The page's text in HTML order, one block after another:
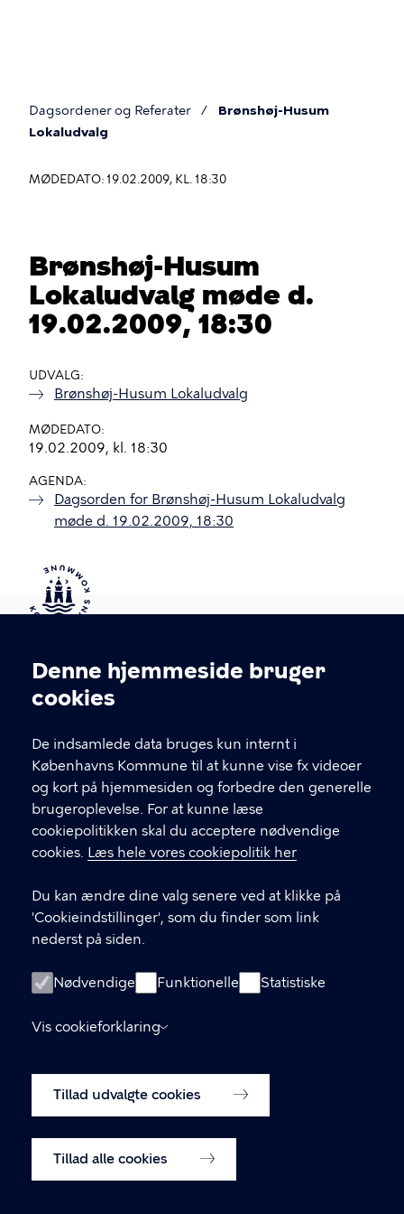
Cookieindstillinger
Denne hjemmeside bruger
cookies
De indsamlede data bruges kun internt i
Københavns Kommune til at kunne vise fx videoer
og kort på hjemmesiden og forbedre den generelle
brugeroplevelse. For at kunne læse
cookiepolitikken skal du acceptere nødvendige
cookies. Læs hele vores cookiepolitik her
Du kan ændre dine valg senere ved at klikke på
'Cookieindstillinger', som du finder som link
nederst på siden.
Nødvendige Funktionelle Statistiske
Vis cookieforklaring
Tillad udvalgte cookies
Tillad alle cookies
Du
her
Dagsordener og Referater
Brønshøj-Husum
Lokaludvalg
MØDEDATO: 19.02.2009, KL. 18:30
Brønshøj-Husum
Lokaludvalg møde d.
19.02.2009, 18:30
UDVALG
Brønshøj-Husum Lokaludvalg
MØDEDATO
19.02.2009, kl. 18:30
AGENDA
Dagsorden for Brønshøj-Husum Lokaludvalg
møde d. 19.02.2009, 18:30
Kontakt Københavns Kommune
T
fFind andre kontakter her
CVR-nummer64942212
GENVEJE
Digital Post
Databeskyttelse
Tilgængelighedserklæring
Om hjemmesiden
Cookiepolitik